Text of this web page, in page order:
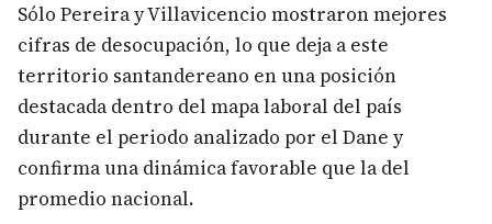
Sólo Pereira y Villavicencio mostraron mejores
cifras de desocupación, lo que deja a este
territorio santandereano en una posición
destacada dentro del mapa laboral del país
durante el periodo analizado por el Dane y
confirma una dinámica favorable que la del
promedio nacional.